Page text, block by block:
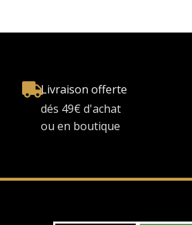
Livraison offerte
dés 49€ d'achat
ou en boutique